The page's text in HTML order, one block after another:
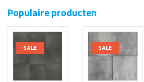
Populaire producten
SALE SALE